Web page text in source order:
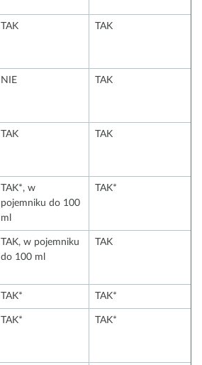
TAK TAK
NIE TAK
TAK TAK
TAK*, w
pojemniku do 100
ml
TAK*
TAK, w pojemniku
do 100 ml
TAK
TAK* TAK*
TAK* TAK*